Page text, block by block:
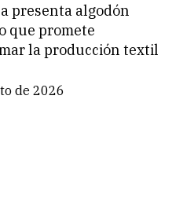
presenta algodón
que promete
la producción textil
de 2026